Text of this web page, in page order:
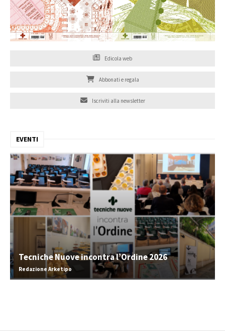
Edicola web
Abbonati e regala
Iscriviti alla newsletter
EVENTI
Tecniche Nuove incontra l’Ordine 2026
Redazione Arketipo